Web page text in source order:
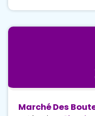
Marché Des